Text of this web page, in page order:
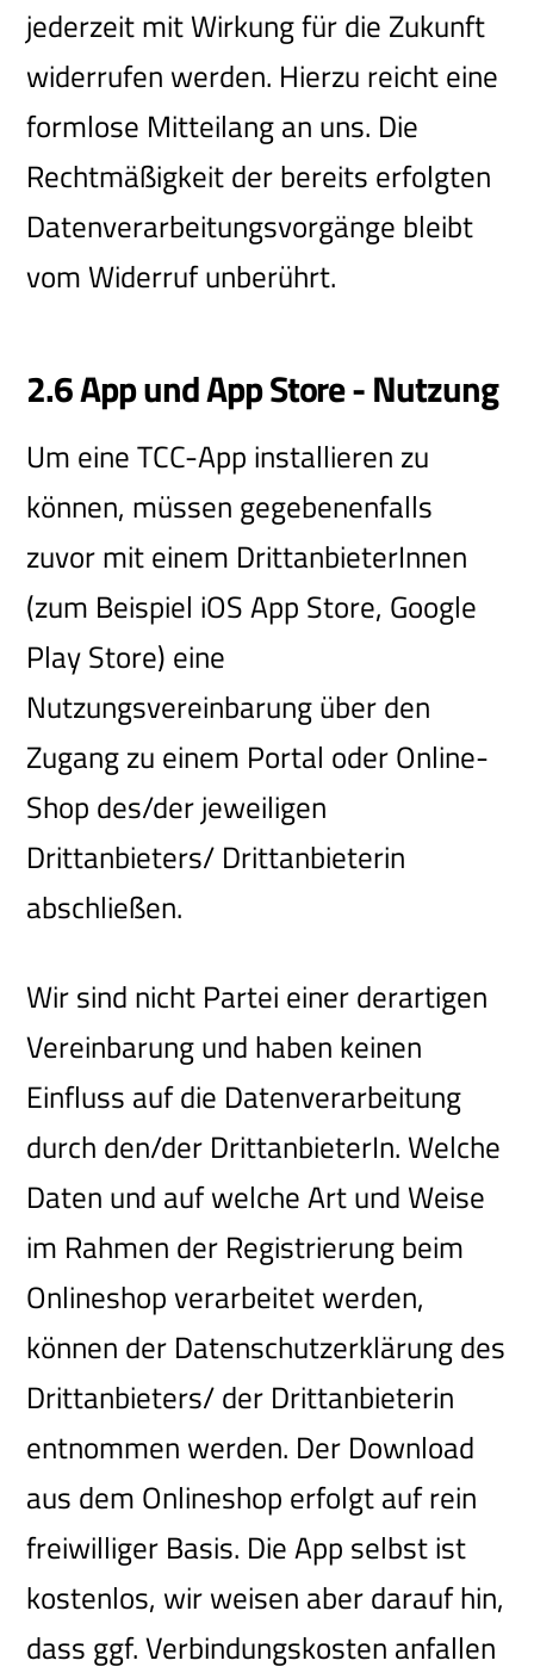
jederzeit mit Wirkung für die Zukunft
widerrufen werden. Hierzu reicht eine
formlose Mitteilang an uns. Die
Rechtmäßigkeit der bereits erfolgten
Datenverarbeitungsvorgänge bleibt
vom Widerruf unberührt.
2.6 App und App Store - Nutzung
Um eine TCC-App installieren zu
können, müssen gegebenenfalls
zuvor mit einem DrittanbieterInnen
(zum Beispiel iOS App Store, Google
Play Store) eine
Nutzungsvereinbarung über den
Zugang zu einem Portal oder Online-
Shop des/der jeweiligen
Drittanbieters/ Drittanbieterin
abschließen.
Wir sind nicht Partei einer derartigen
Vereinbarung und haben keinen
Einfluss auf die Datenverarbeitung
durch den/der DrittanbieterIn. Welche
Daten und auf welche Art und Weise
im Rahmen der Registrierung beim
Onlineshop verarbeitet werden,
können der Datenschutzerklärung des
Drittanbieters/ der Drittanbieterin
entnommen werden. Der Download
aus dem Onlineshop erfolgt auf rein
freiwilliger Basis. Die App selbst ist
kostenlos, wir weisen aber darauf hin,
dass ggf. Verbindungskosten anfallen